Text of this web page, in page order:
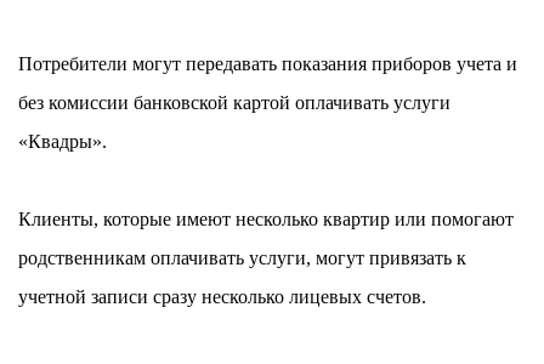
Потребители могут передавать показания приборов учета и
без комиссии банковской картой оплачивать услуги
«Квадры».
Клиенты, которые имеют несколько квартир или помогают
родственникам оплачивать услуги, могут привязать к
учетной записи сразу несколько лицевых счетов.